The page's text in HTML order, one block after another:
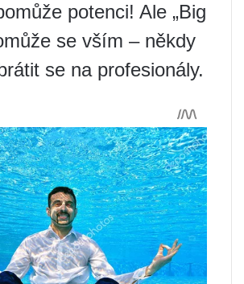
potenci! Ale „Big
se vším – někdy
se na profesionály.